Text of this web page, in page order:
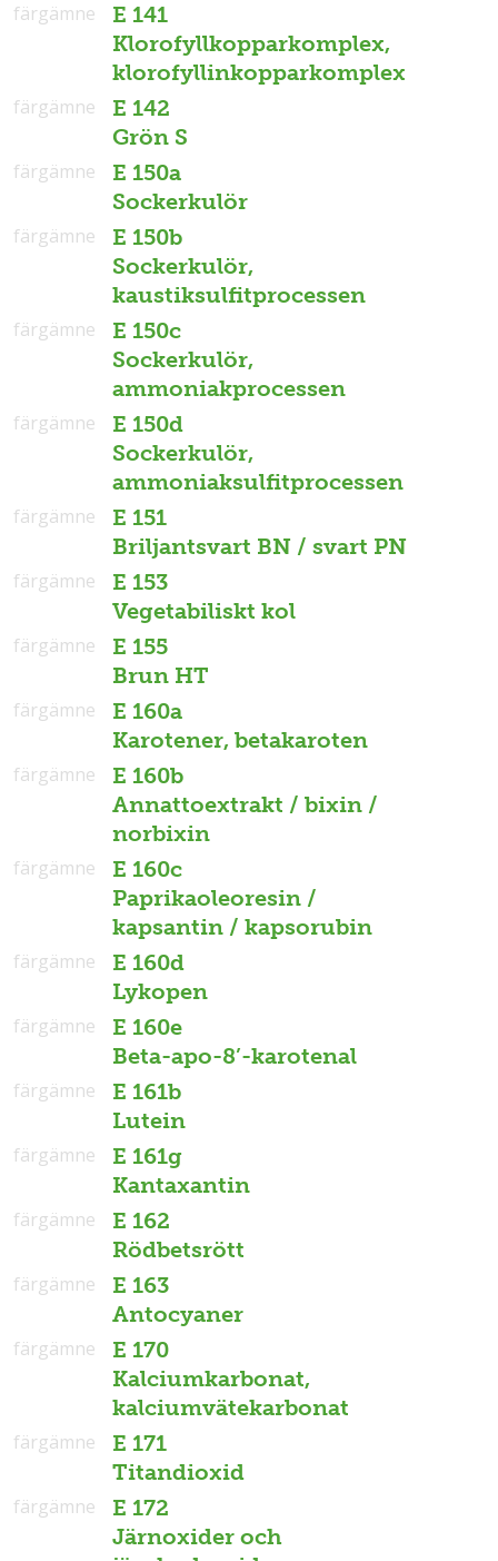
E 141
Klorofyllkopparkomplex,
klorofyllinkopparkomplex
färgämne
E 142
Grön S
färgämne
E 150a
Sockerkulör
färgämne
E 150b
Sockerkulör,
kaustiksulfitprocessen
färgämne
E 150c
Sockerkulör,
ammoniakprocessen
färgämne
E 150d
Sockerkulör,
ammoniaksulfitprocessen
färgämne
E 151
Briljantsvart BN / svart PN
färgämne
E 153
Vegetabiliskt kol
färgämne
E 155
Brun HT
färgämne
E 160a
Karotener, betakaroten
färgämne
E 160b
Annattoextrakt / bixin /
norbixin
färgämne
E 160c
Paprikaoleoresin /
kapsantin / kapsorubin
färgämne
E 160d
Lykopen
färgämne
E 160e
Beta-apo-8’-karotenal
färgämne
E 161b
Lutein
färgämne
E 161g
Kantaxantin
färgämne
E 162
Rödbetsrött
färgämne
E 163
Antocyaner
färgämne
E 170
Kalciumkarbonat,
kalciumvätekarbonat
färgämne
E 171
Titandioxid
färgämne
E 172
Järnoxider och
färgämne